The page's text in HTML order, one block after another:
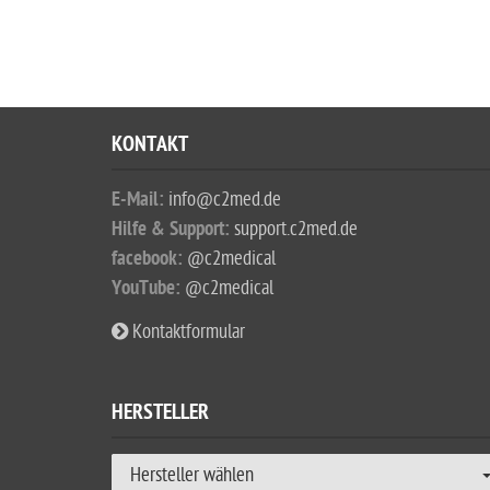
KONTAKT
E-Mail: info@c2med.de
Hilfe & Support: support.c2med.de
facebook: @c2medical
YouTube: @c2medical
Kontaktformular
HERSTELLER
Hersteller wählen